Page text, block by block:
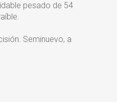
pesado de 54
Seminuevo, a